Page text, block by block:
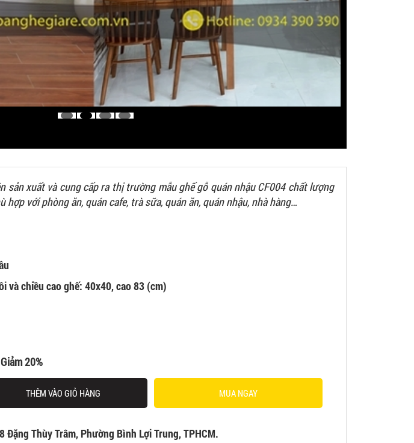
sản xuất và cung cấp ra thị trường mẫu ghế gỗ quán nhậu CF004 chất lượng
hợp với phòng ăn, quán cafe, trà sữa, quán ăn, quán nhậu, nhà hàng…
và chiều cao ghế: 40x40, cao 83 (cm)
20%
THÊM VÀO GIỎ HÀNG MUA NGAY
Đặng Thùy Trâm, Phường Bình Lợi Trung, TPHCM.